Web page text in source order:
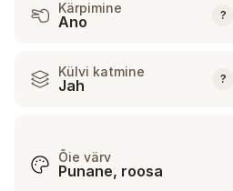
Kärpimine
Ano ?
Külvi katmine
Jah ?
Õie värv
Punane, roosa